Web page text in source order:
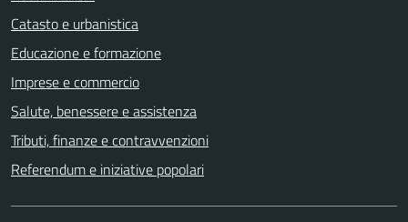
Catasto e urbanistica
Educazione e formazione
Imprese e commercio
Salute, benessere e assistenza
Tributi, finanze e contravvenzioni
Referendum e iniziative popolari